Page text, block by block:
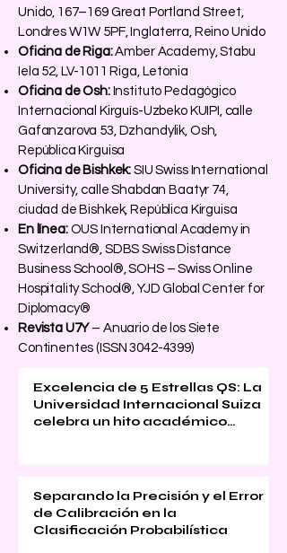
Unido, 167–169 Great Portland Street,
Londres W1W 5PF, Inglaterra, Reino Unido
Oficina de Riga:Amber Academy, Stabu
Iela 52, LV-1011 Riga, Letonia
Oficina de Osh:Instituto Pedagógico
Internacional Kirguís-Uzbeko KUIPI, calle
Gafanzarova 53, Dzhandylik, Osh,
República Kirguisa
Oficina de Bishkek: SIU Swiss International
University, calle Shabdan Baatyr 74,
ciudad de Bishkek, República Kirguisa
En línea:OUS International Academy in
Switzerland®, SDBS Swiss Distance
Business School®, SOHS – Swiss Online
Hospitality School®, YJD Global Center for
Diplomacy®
Revista U7Y– Anuario de los Siete
Continentes (ISSN3042-4399)
Excelencia de 5 Estrellas QS: La
Universidad Internacional Suiza
celebra un hito académico
Separando la Precisión y el Error
de Calibración en la
Clasificación Probabilística